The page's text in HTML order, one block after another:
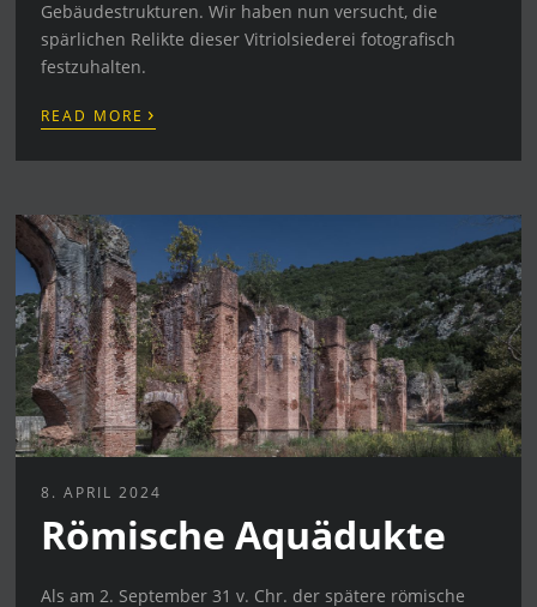
Gebäudestrukturen. Wir haben nun versucht, die
spärlichen Relikte dieser Vitriolsiederei fotografisch
festzuhalten.
READ MORE ›
8. APRIL 2024
Römische Aquädukte
Als am 2. September 31 v. Chr. der spätere römische